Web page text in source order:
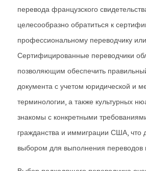
перевода французского
целесообразно обратиться к
профессиональному переводчику
Сертифицированные переводчики
позволяющим обеспечить
документа с учетом юридической и
терминологии, а также культурных
знакомы с конкретными
гражданства и иммиграции США, что
выбором для выполнения переводов